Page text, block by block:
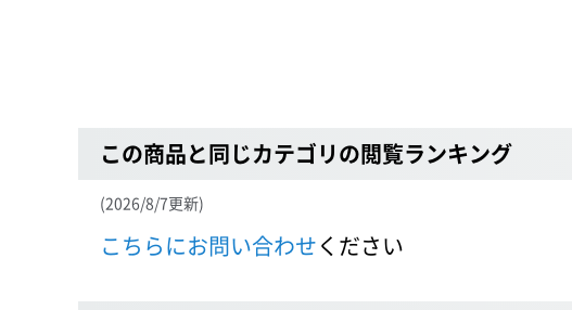
この商品と同じカテゴリの閲覧ランキング
(2026/8/7更新)
こちらにお問い合わせください